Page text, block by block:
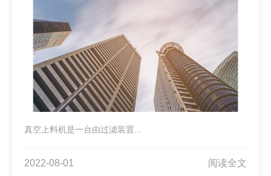
真空上料机是一台由过滤装置...
2022-08-01 阅读全文